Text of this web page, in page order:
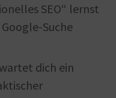
SEO“ lernst
Suche
dich ein